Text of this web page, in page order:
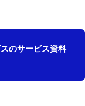
のサービス資料